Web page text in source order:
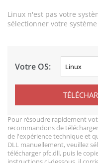
Linux n'est pas votre
sélectionner votre
Votre OS:
Pour résoudre rapidement
recommandons de
de l'expérience technique et
DLL manuellement, veuillez
télécharger pfc.dll, puis le